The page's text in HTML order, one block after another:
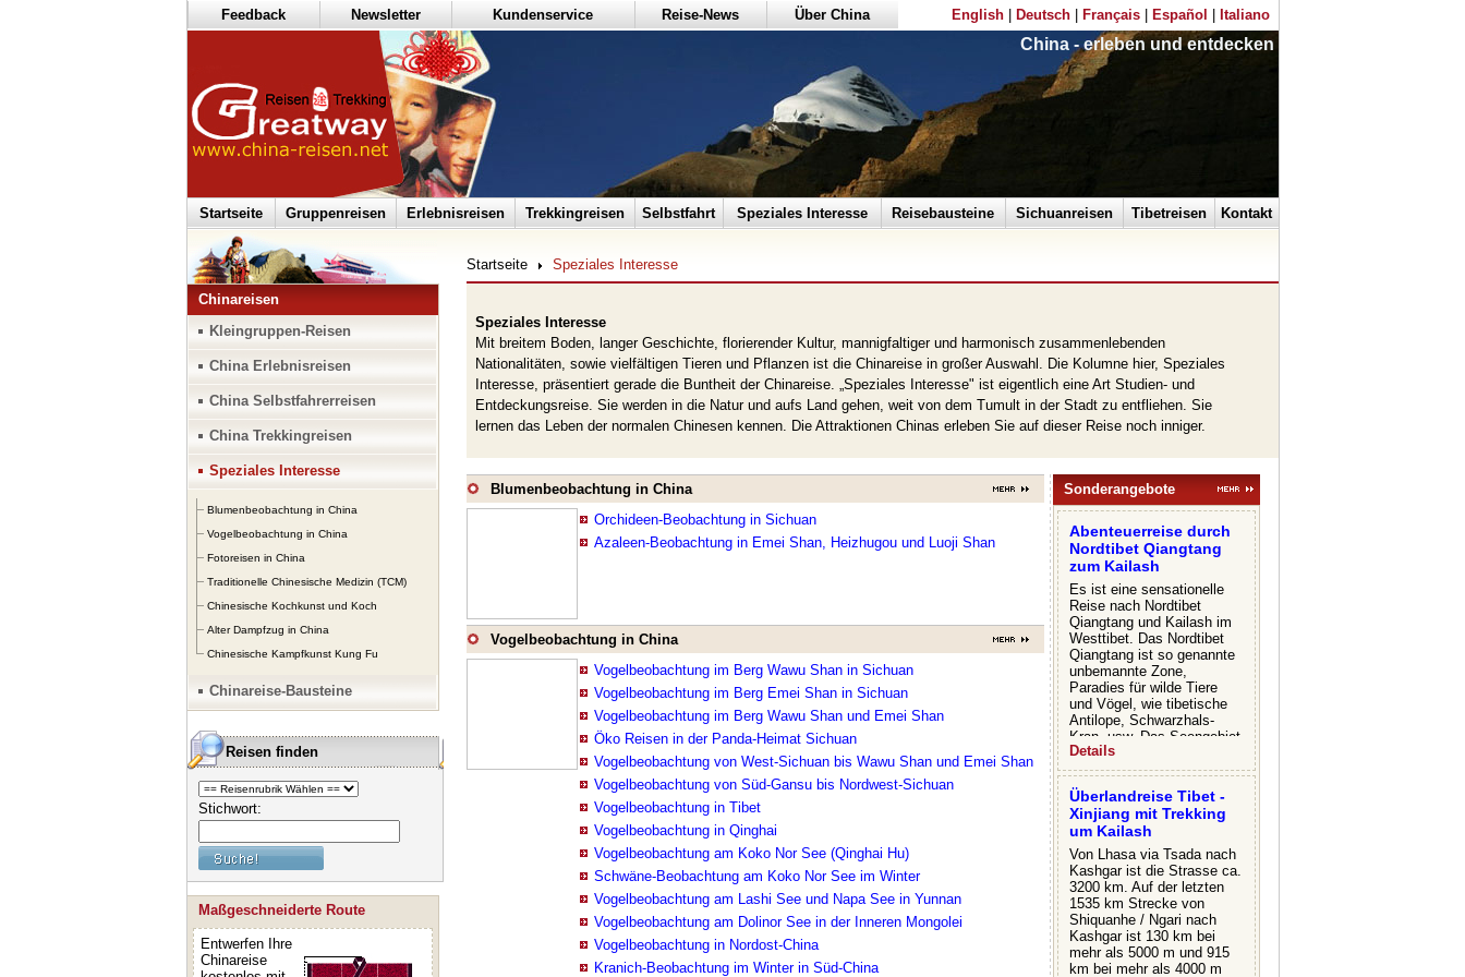
Feedback Newsletter Kundenservice Reise-News Über China English| Deutsch| Français| Español Italiano
China - erleben und entdecken
Startseite Gruppenreisen Erlebnisreisen Trekkingreisen Selbstfahrt Speziales Interesse Reisebausteine Sichuanreisen Tibetreisen Kontakt
Chinareisen
Kleingruppen-Reisen
China Erlebnisreisen
China Selbstfahrerreisen
China Trekkingreisen
Speziales Interesse
Blumenbeobachtung in China
Vogelbeobachtung in China
Fotoreisen in China
Traditionelle Chinesische Medizin (TCM)
Chinesische Kochkunst und Koch
Alter Dampfzug in China
Chinesische Kampfkunst Kung Fu
Chinareise-Bausteine
Reisen finden
Stichwort:
Maßgeschneiderte Route
Entwerfen Ihre
Chinareise
Startseite Speziales Interesse
Speziales Interesse
Mit breitem Boden, langer Geschichte, florierender Kultur, mannigfaltiger und harmonisch zusammenlebenden
Nationalitäten, sowie vielfältigen Tieren und Pflanzen ist die Chinareise in großer Auswahl. Die Kolumne hier, Speziales
Interesse, präsentiert gerade die Buntheit der Chinareise. „Speziales Interesse" ist eigentlich eine Art Studien- und
Entdeckungsreise. Sie werden in die Natur und aufs Land gehen, weit von dem Tumult in der Stadt zu entfliehen. Sie
lernen das Leben der normalen Chinesen kennen. Die Attraktionen Chinas erleben Sie auf dieser Reise noch inniger.
Blumenbeobachtung in China
Orchideen-Beobachtung in Sichuan
Azaleen-Beobachtung in Emei Shan, Heizhugou und Luoji Shan
Vogelbeobachtung in China
Vogelbeobachtung im Berg Wawu Shan in Sichuan
Vogelbeobachtung im Berg Emei Shan in Sichuan
Vogelbeobachtung im Berg Wawu Shan und Emei Shan
Öko Reisen in der Panda-Heimat Sichuan
Vogelbeobachtung von West-Sichuan bis Wawu Shan und Emei Shan
Vogelbeobachtung von Süd-Gansu bis Nordwest-Sichuan
Vogelbeobachtung in Tibet
Vogelbeobachtung in Qinghai
Vogelbeobachtung am Koko Nor See (Qinghai Hu)
Schwäne-Beobachtung am Koko Nor See im Winter
Vogelbeobachtung am Lashi See und Napa See in Yunnan
Vogelbeobachtung am Dolinor See in der Inneren Mongolei
Vogelbeobachtung in Nordost-China
Kranich-Beobachtung im Winter in Süd-China
Sonderangebote
Abenteuerreise durch
Nordtibet Qiangtang
zum Kailash
Es ist eine sensationelle
Reise nach Nordtibet
Qiangtang und Kailash im
Westtibet. Das Nordtibet
Qiangtang ist so genannte
unbemannte Zone,
Paradies für wilde Tiere
und Vögel, wie tibetische
Antilope, Schwarzhals-
Kran, usw. Das Seengebiet
von Nordtibet ist das
dichteste in China,
größtenteils sind
Salzwasserseen mit
buntem Wasser. Es
unterscheidet sich von
anderen Gebieten in Tibet,
dort entsteht die uralte
Boen-Religion und wird
Generationen zu
Generationen weiter
gepflegt. Wir werden eine
Pilgerfahrt zum Dangra
Tso, den heiligen See der
Details
Überlandreise Tibet -
Xinjiang mit Trekking
um Kailash
Von Lhasa via Tsada nach
Kashgar ist die Strasse ca.
3200 km. Auf der letzten
1535 km Strecke von
Shiquanhe / Ngari nach
Kashgar ist 130 km bei
mehr als 5000 m und 915
km bei mehr als 4000 m